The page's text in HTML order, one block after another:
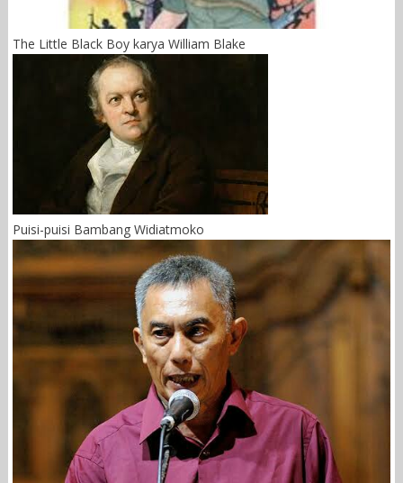
The Little Black Boy karya William Blake
Puisi-puisi Bambang Widiatmoko